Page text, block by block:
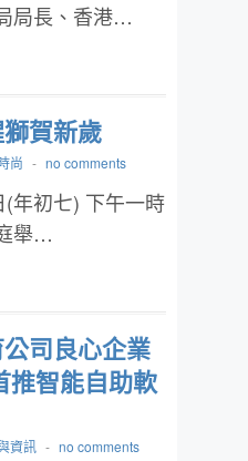
局長、香港…
賀新歲
尚 - no comments
年初七) 下午一時
舉…
司良心企業
推智能自助軟
資訊 - no comments